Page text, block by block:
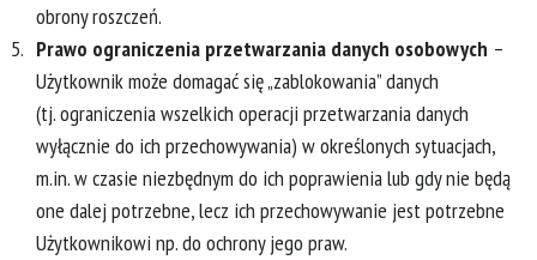
obrony roszczeń.
Prawo ograniczenia przetwarzania danych osobowych –
Użytkownik może domagać się „zablokowania” danych
(tj. ograniczenia wszelkich operacji przetwarzania danych
wyłącznie do ich przechowywania) w określonych sytuacjach,
m.in. w czasie niezbędnym do ich poprawienia lub gdy nie będą
one dalej potrzebne, lecz ich przechowywanie jest potrzebne
Użytkownikowi np. do ochrony jego praw.